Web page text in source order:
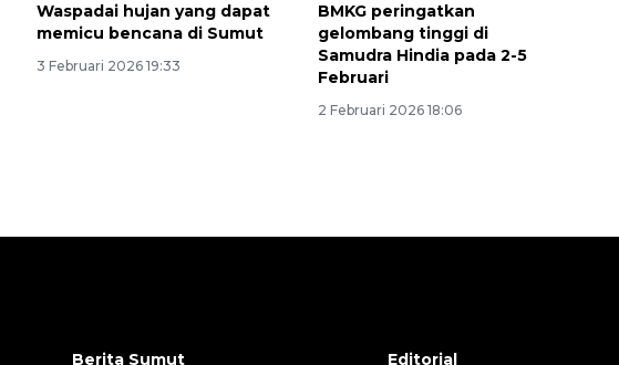
Waspadai hujan yang dapat
memicu bencana di Sumut
3 Februari 2026 19:33
BMKG peringatkan
gelombang tinggi di
Samudra Hindia pada 2-5
Februari
2 Februari 2026 18:06
Berita Sumut Editorial